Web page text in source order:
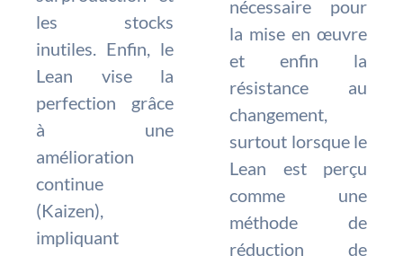
les stocks
inutiles. Enfin, le
Lean vise la
perfection grâce
à une
amélioration
continue
(Kaizen),
impliquant
nécessaire pour
la mise en œuvre
et enfin la
résistance au
changement,
surtout lorsque le
Lean est perçu
comme une
méthode de
réduction de